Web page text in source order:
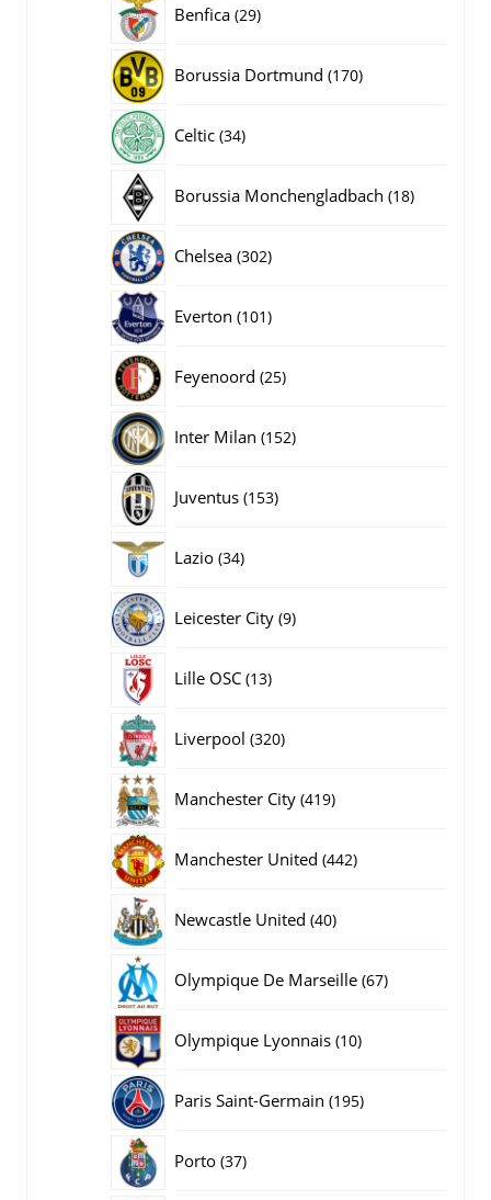
Benfica 2929
Borussia Dortmund 170170
Celtic 3434
Borussia Monchengladbach 1818
Chelsea 302302
Everton 101101
Feyenoord 2525
Inter Milan 152152
Juventus 153153
Lazio 3434
Leicester City 99
Lille OSC 1313
Liverpool 320320
Manchester City 419419
Manchester United 442442
Newcastle United 4040
Olympique De Marseille 6767
Olympique Lyonnais 1010
Paris Saint-Germain 195195
Porto 3737